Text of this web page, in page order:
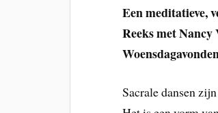
Een meditatieve,
Reeks met
Sacrale dansen